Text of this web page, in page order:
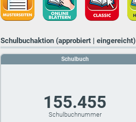
Schulbuchaktion (approbiert | eingereicht)
Schulbuch
155.455